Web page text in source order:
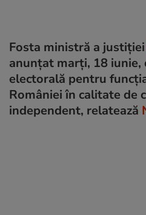
Fosta ministră a justiției
anunțat marți, 18 iunie,
electorală pentru
României în calitate de
independent, relatează